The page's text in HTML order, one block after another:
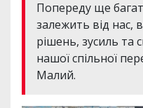
Попереду ще
залежить від нас,
рішень, зусиль та
нашої спільної
Малий.